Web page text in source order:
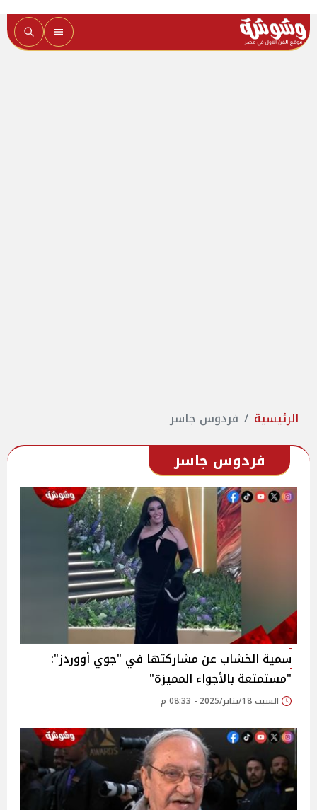
الرئيسية فردوس جاسر
فردوس جاسر
سمية الخشاب عن مشاركتها في "جوي أووردز":
"مستمتعة بالأجواء المميزة"
السبت 18/يناير/2025 - 08:33 م